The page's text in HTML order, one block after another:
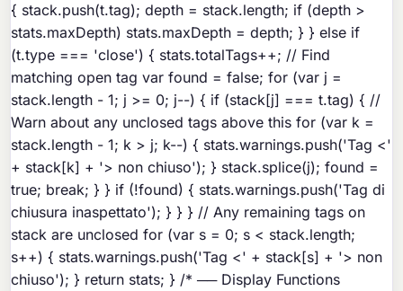
{ stack.push(t.tag); depth = stack.length; if (depth >
stats.maxDepth) stats.maxDepth = depth; } } else if
(t.type === 'close') { stats.totalTags++; // Find
matching open tag var found = false; for (var j =
stack.length - 1; j >= 0; j--) { if (stack[j] === t.tag) { //
Warn about any unclosed tags above this for (var k =
stack.length - 1; k > j; k--) { stats.warnings.push('Tag <'
+ stack[k] + '> non chiuso'); } stack.splice(j); found =
true; break; } } if (!found) { stats.warnings.push('Tag di
chiusura inaspettato'); } } } // Any remaining tags on
stack are unclosed for (var s = 0; s < stack.length;
s++) { stats.warnings.push('Tag <' + stack[s] + '> non
chiuso'); } return stats; } /* ── Display Functions